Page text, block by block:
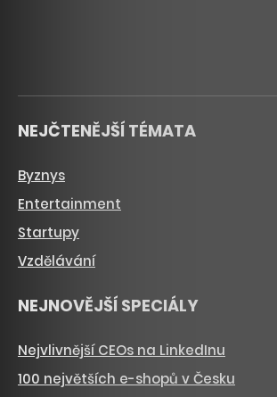
NEJČTENĚJŠÍ TÉMATA
Byznys
Entertainment
Startupy
Vzdělávání
NEJNOVĚJŠÍ SPECIÁLY
Nejvlivnější CEOs na LinkedInu
100 největších e-shopů v Česku